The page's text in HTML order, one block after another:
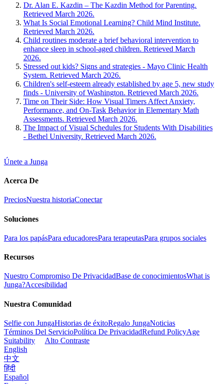
Dr. Alan E. Kazdin – The Kazdin Method for Parenting.
Retrieved March 2026.
What Is Social Emotional Learning? Child Mind Institute.
Retrieved March 2026.
Child routines moderate a brief behavioral intervention to
enhance sleep in school-aged children. Retrieved March
2026.
Stressed out kids? Signs and strategies - Mayo Clinic Health
System. Retrieved March 2026.
Children's self-esteem already established by age 5, new study
finds - University of Washington. Retrieved March 2026.
Time on Their Side: How Visual Timers Affect Anxiety,
Performance, and On-Task Behavior in Elementary Math
Assessments. Retrieved March 2026.
The Impact of Visual Schedules for Students With Disabilities
- Bethel University. Retrieved March 2026.
Únete a Junga
Acerca De
PreciosNuestra historiaConectar
Soluciones
Para los papásPara educadoresPara terapeutasPara grupos sociales
Recursos
Nuestro Compromiso De PrivacidadBase de conocimientosWhat is
Junga?Accesibilidad
Nuestra Comunidad
Selfie con JungaHistorias de éxitoRegalo JungaNoticias
Términos Del ServicioPolítica De PrivacidadRefund PolicyAge
Suitability
Alto Contraste
English
中文
हिंदी
Español